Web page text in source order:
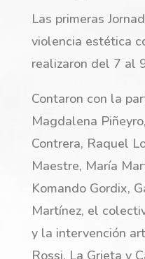
Las primeras
violencia estética
realizaron del 7 al
Contaron con la
Magdalena
Contrera, Raquel
Maestre, María
Komando Gordix,
Martínez, el
y la intervención
Rossi, La Grieta y